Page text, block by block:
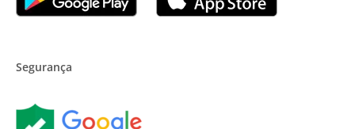
Segurança